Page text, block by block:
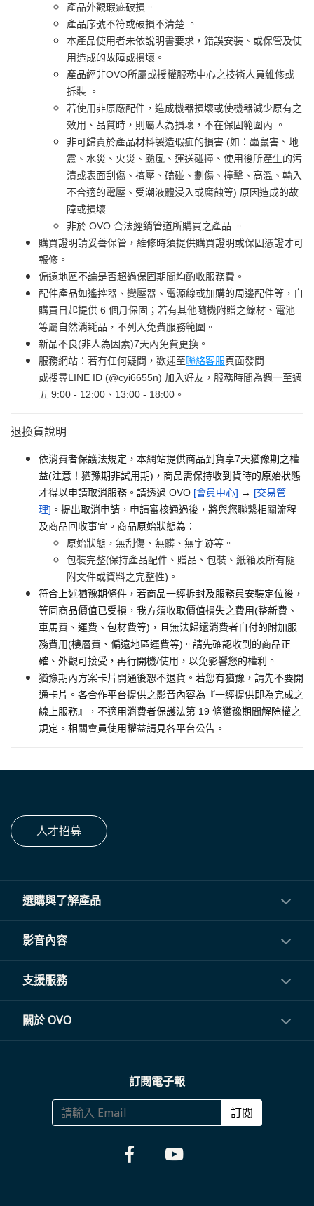
產品外觀瑕疵破損。
產品序號不符或破損不清楚 。
本產品使用者未依說明書要求，錯誤安裝、或保管及使
用造成的故障或損壞。
產品經非OVO所屬或授權服務中心之技術人員維修或
拆裝 。
若使用非原廠配件，造成機器損壞或使機器減少原有之
效用、品質時，則屬人為損壞，不在保固範圍內 。
非可歸責於產品材料製造瑕疵的損害 (如：蟲鼠害、地
震、水災、火災、颱風、運送碰撞、使用後所產生的污
漬或表面刮傷、擠壓、磕碰、劃傷、撞擊、高溫、輸入
不合適的電壓、受潮液體浸入或腐蝕等) 原因造成的故
障或損壞
非於 OVO 合法經銷管道所購買之產品 。
購買證明請妥善保管，維修時須提供購買證明或保固憑證才可
報修。
偏遠地區不論是否超過保固期間均酌收服務費。
配件產品如遙控器、變壓器、電源線或加購的周邊配件等，自
購買日起提供 6 個月保固；若有其他隨機附贈之線材、電池
等屬自然消耗品，不列入免費服務範圍。
新品不良(非人為因素)7天內免費更換。
服務網站：若有任何疑問，歡迎至聯絡客服頁面發問
或搜尋LINE ID (@cyi6655n) 加入好友，服務時間為週一至週
五 9:00 - 12:00、13:00 - 18:00。
退換貨說明
依消費者保護法規定，本網站提供商品到貨享7天猶豫期之權
益(注意！猶豫期非試用期)，商品需保持收到貨時的原始狀態
才得以申請取消服務。請透過 OVO [會員中心] → [交易管
理] 。提出取消申請，申請審核通過後，將與您聯繫相關流程
及商品回收事宜。商品原始狀態為：
原始狀態，無刮傷、無髒、無字跡等。
包裝完整(保持產品配件、贈品、包裝、紙箱及所有隨
附文件或資料之完整性)。
符合上述猶豫期條件，若商品一經拆封及服務員安裝定位後，
等同商品價值已受損，我方須收取價值損失之費用(整新費、
車馬費、運費、包材費等)，且無法歸還消費者自付的附加服
務費用(樓層費、偏遠地區運費等)。請先確認收到的商品正
確、外觀可接受，再行開機/使用，以免影響您的權利。
猶豫期內方案卡片開通後恕不退貨。若您有猶豫，請先不要開
通卡片。各合作平台提供之影音內容為『一經提供即為完成之
線上服務』，不適用消費者保護法第 19 條猶豫期間解除權之
規定。相關會員使用權益請見各平台公告。
人才招募
選購與了解產品
投影機
閨蜜機與電視
電視盒與周邊
福利品專區
影音內容
影音訂閱
支援服務
常見問題
哪裡購買
關於 OVO
商務合作
訂閱電子報
訂閱